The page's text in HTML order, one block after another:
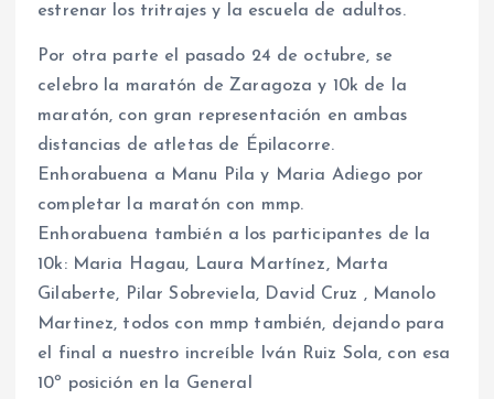
estrenar los tritrajes y la escuela de adultos.
Por otra parte el pasado 24 de octubre, se
celebro la maratón de Zaragoza y 10k de la
maratón, con gran representación en ambas
distancias de atletas de Épilacorre.
Enhorabuena a Manu Pila y Maria Adiego por
completar la maratón con mmp.
Enhorabuena también a los participantes de la
10k: Maria Hagau, Laura Martínez, Marta
Gilaberte, Pilar Sobreviela, David Cruz , Manolo
Martinez, todos con mmp también, dejando para
el final a nuestro increíble Iván Ruiz Sola, con esa
10º posición en la General